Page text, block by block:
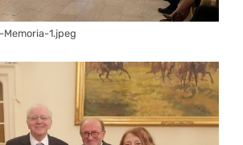
1.jpeg